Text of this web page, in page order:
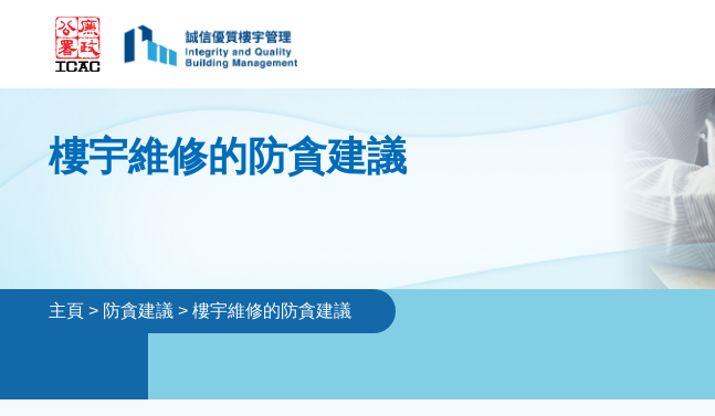
樓宇維修的防貪建議
主頁 > 防貪建議 > 樓宇維修的防貪建議